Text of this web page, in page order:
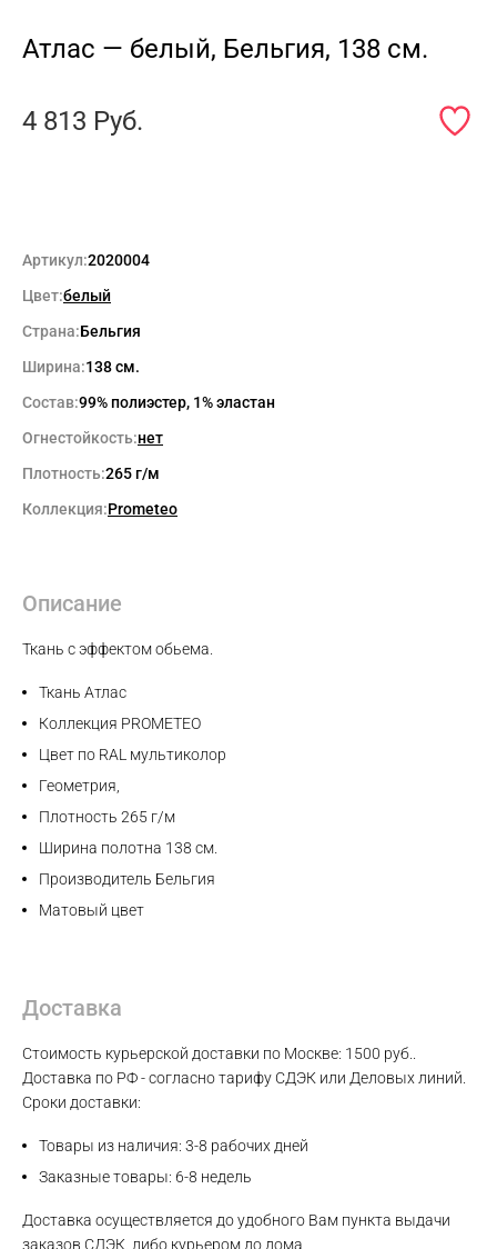
Атлас — белый, Бельгия, 138 см.
4 813 Руб.
Артикул:2020004
Цвет:белый
Страна:Бельгия
Ширина:138 см.
Состав:99% полиэстер, 1% эластан
Огнестойкость:нет
Плотность:265 г/м
Коллекция:Prometeo
Описание
Ткань с эффектом обьема.
Ткань Атлас
Коллекция PROMETEO
Цвет по RAL мультиколор
Геометрия,
Плотность 265 г/м
Ширина полотна 138 см.
Производитель Бельгия
Матовый цвет
Доставка
Стоимость курьерской доставки по Москве: 1500 руб..
Доставка по РФ - согласно тарифу СДЭК или Деловых линий.
Сроки доставки:
Товары из наличия: 3-8 рабочих дней
Заказные товары: 6-8 недель
Доставка осуществляется до удобного Вам пункта выдачи
заказов СДЭК, либо курьером до дома
WhatsApp